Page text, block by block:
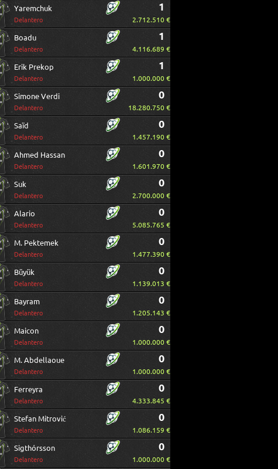
Yaremchuk
Delantero
1
2.712.510 €
Boadu
Delantero
1
4.116.689 €
Erik Prekop
Delantero
1
1.000.000 €
Simone Verdi
Delantero
0
18.280.750 €
Saïd
Delantero
0
1.457.190 €
Ahmed Hassan
Delantero
0
1.601.970 €
Suk
Delantero
0
2.700.000 €
Alario
Delantero
0
5.085.765 €
M. Pektemek
Delantero
0
1.477.390 €
Büyük
Delantero
0
1.139.013 €
Bayram
Delantero
0
1.205.143 €
Maicon
Delantero
0
1.000.000 €
M. Abdellaoue
Delantero
0
1.000.000 €
Ferreyra
Delantero
0
4.333.845 €
Stefan Mitrović
Delantero
0
1.086.159 €
Sigthórsson
Delantero
0
1.000.000 €